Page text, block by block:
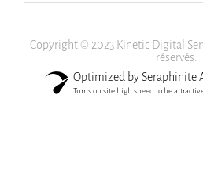
Copyright © 2023 Kinetic Digital
réservés.
Optimized by Seraphinite
Turns on site high speed to be